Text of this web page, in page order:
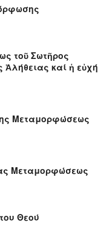
τοῦ Σωτῆρος
καί ἡ εὐχή
Μεταμορφώσεως
Μεταμορφώσεως
Θεού